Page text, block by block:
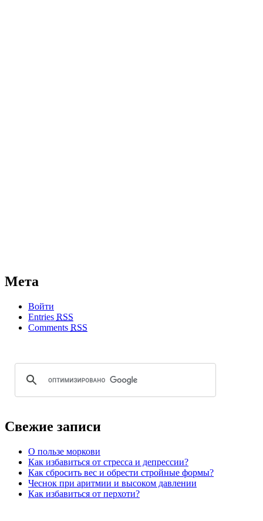
Мета
Войти
Entries RSS
Comments RSS
Свежие записи
О пользе моркови
Как избавиться от стресса и депрессии?
Как сбросить вес и обрести стройные формы?
Чеснок при аритмии и высоком давлении
Как избавиться от перхоти?